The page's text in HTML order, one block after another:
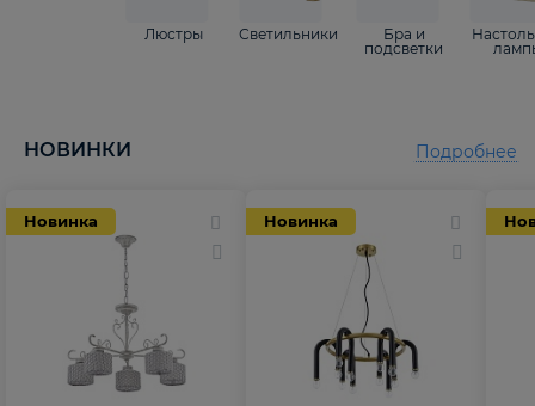
Люстры Светильники
Бра и
подсветки
НОВИНКИ
Новинка Новинка
Подробнее